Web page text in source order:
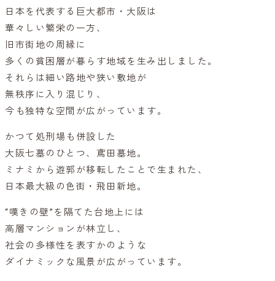
日本を代表する巨大都市・大阪は
華々しい繁栄の一方、
旧市街地の周縁に
多くの貧困層が暮らす地域を生み出しました。
それらは細い路地や狭い敷地が
無秩序に入り混じり、
今も独特な空間が広がっています。
かつて処刑場も併設した
大阪七墓のひとつ、鳶田墓地。
ミナミから遊郭が移転したことで生まれた、
日本最大級の色街・飛田新地。
“嘆きの壁”を隔てた台地上には
高層マンションが林立し、
社会の多様性を表すかのような
ダイナミックな風景が広がっています。